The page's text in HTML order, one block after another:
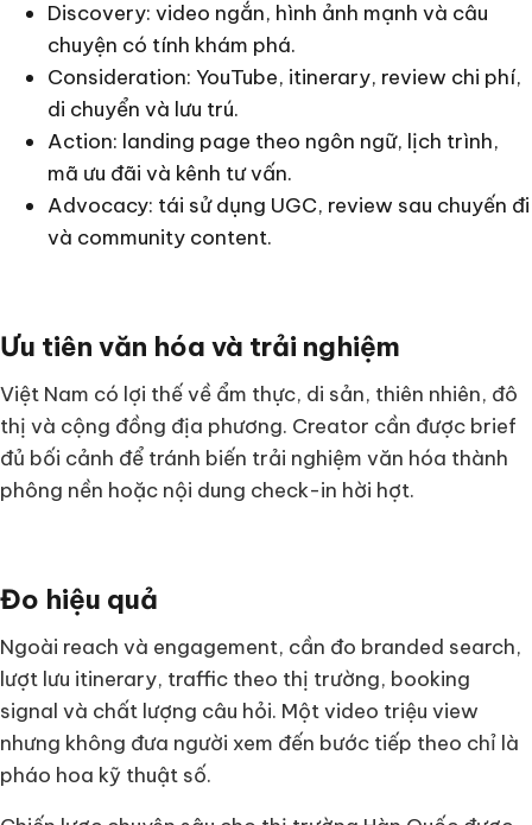
Discovery: video ngắn, hình ảnh mạnh và câu
chuyện có tính khám phá.
Consideration: YouTube, itinerary, review chi phí,
di chuyển và lưu trú.
Action: landing page theo ngôn ngữ, lịch trình,
mã ưu đãi và kênh tư vấn.
Advocacy: tái sử dụng UGC, review sau chuyến đi
và community content.
Ưu tiên văn hóa và trải nghiệm
Việt Nam có lợi thế về ẩm thực, di sản, thiên nhiên, đô
thị và cộng đồng địa phương. Creator cần được brief
đủ bối cảnh để tránh biến trải nghiệm văn hóa thành
phông nền hoặc nội dung check-in hời hợt.
Đo hiệu quả
Ngoài reach và engagement, cần đo branded search,
lượt lưu itinerary, traffic theo thị trường, booking
signal và chất lượng câu hỏi. Một video triệu view
nhưng không đưa người xem đến bước tiếp theo chỉ là
pháo hoa kỹ thuật số.